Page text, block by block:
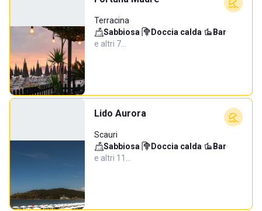
Terracina
Sabbiosa· Doccia calda· Bar·
e altri 7…
Lido Aurora
Scauri
Sabbiosa· Doccia calda· Bar·
e altri 11…